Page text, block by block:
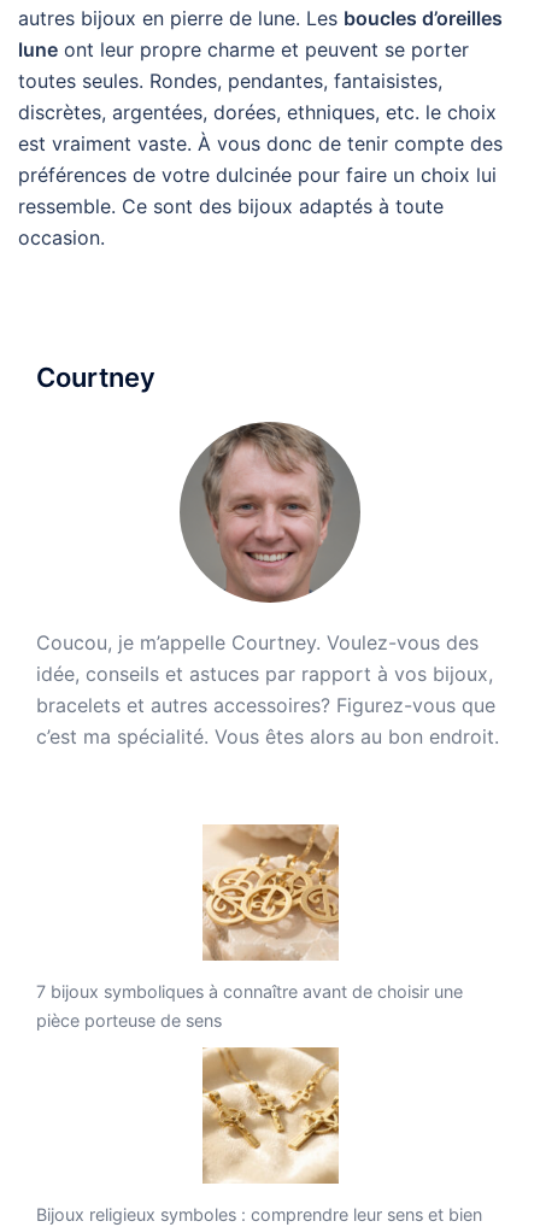
autres bijoux en pierre de lune. Les boucles d’oreilles
lune ont leur propre charme et peuvent se porter
toutes seules. Rondes, pendantes, fantaisistes,
discrètes, argentées, dorées, ethniques, etc. le choix
est vraiment vaste. À vous donc de tenir compte des
préférences de votre dulcinée pour faire un choix lui
ressemble. Ce sont des bijoux adaptés à toute
occasion.
Courtney
Coucou, je m’appelle Courtney. Voulez-vous des
idée, conseils et astuces par rapport à vos bijoux,
bracelets et autres accessoires? Figurez-vous que
c’est ma spécialité. Vous êtes alors au bon endroit.
7 bijoux symboliques à connaître avant de choisir une
pièce porteuse de sens
Bijoux religieux symboles : comprendre leur sens et bien